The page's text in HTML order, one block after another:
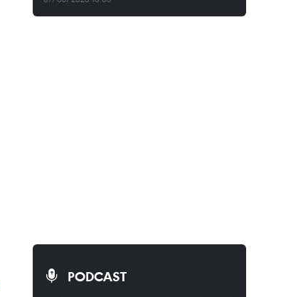
PODCAST